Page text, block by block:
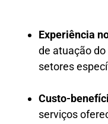
Experiência
de atuação
setores
Custo-
serviços